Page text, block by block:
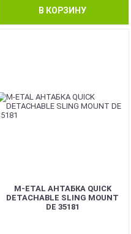
В КОРЗИНУ
M-ETAL АНТАБКА QUICK
DETACHABLE SLING MOUNT
DE 35181